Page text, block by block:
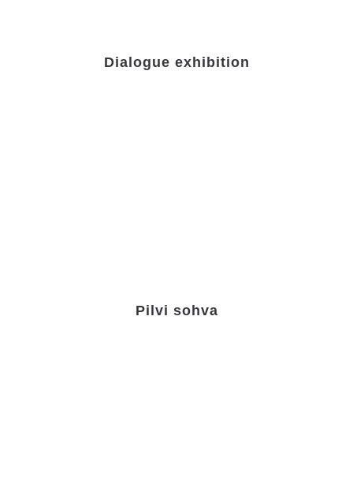
Dialogue exhibition
Pilvi sohva